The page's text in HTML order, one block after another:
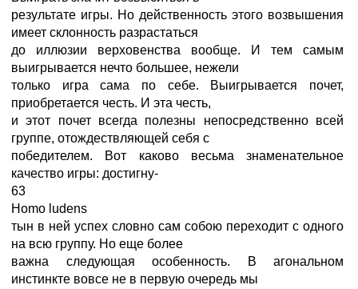
результате игры. Но действенность этого возвышения
имеет склонность разрастаться
до иллюзии верховенства вообще. И тем самым
выигрывается нечто большее, нежели
только игра сама по себе. Выигрывается почет,
приобретается честь. И эта честь,
и этот почет всегда полезны непосредственно всей
группе, отождествляющей себя с
победителем. Вот каково весьма знаменательное
качество игры: достигну-
63
Homo ludens
тын в ней успех словно сам собою переходит с одного
на всю группу. Но еще более
важна следующая особенность. В агональном
инстинкте вовсе не в первую очередь мы